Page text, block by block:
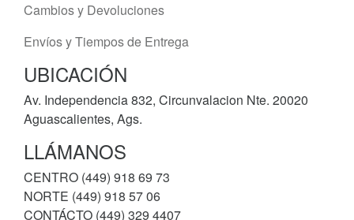
Cambios y Devoluciones
Envíos y Tiempos de Entrega
UBICACIÓN
Av. Independencia 832, Circunvalacion Nte. 20020
Aguascalientes, Ags.
LLÁMANOS
CENTRO (449) 918 69 73
NORTE (449) 918 57 06
CONTÁCTO (449) 329 4407